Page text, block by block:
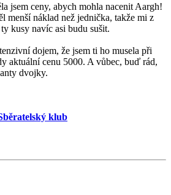
jsem ceny, abych mohla nacenit Aargh!
menší náklad než jednička, takže mi z
kusy navíc asi budu sušit.
dojem, že jsem ti ho musela při
aktuální cenu 5000. A vůbec, buď rád,
dvojky.
klub